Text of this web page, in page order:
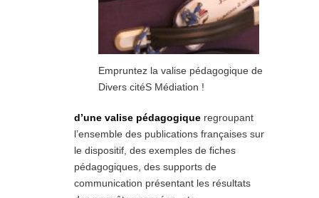
Empruntez la valise pédagogique de
Divers citéS Médiation !
d’une valise pédagogique regroupant
l’ensemble des publications françaises sur
le dispositif, des exemples de fiches
pédagogiques, des supports de
communication présentant les résultats